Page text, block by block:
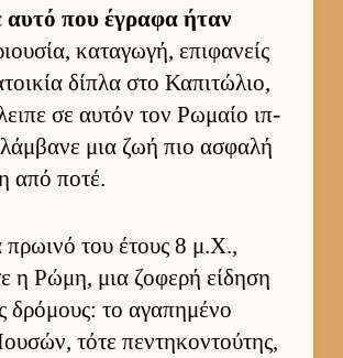
αυτό που έγραφα ήταν
καταγωγή, επιφανείς
δίπλα στο Καπιτώλιο,
σε αυ­τόν τον Ρωμαίο ιπ­
μια ζωή πιο ασφαλή
από ποτέ.
του έτους 8 μ.Χ.,
η Ρώμη, μια ζοφερή εί­δηση
δρόμους: το αγαπημένο
τότε πεντηκοντού­της,